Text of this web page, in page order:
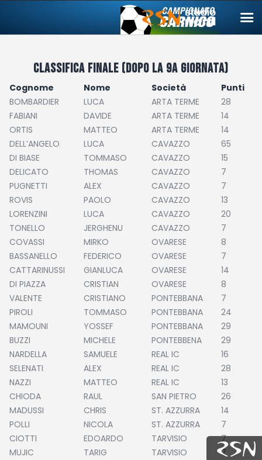
Coppa Carnia
Supercoppa
ERREA Cup
Squadre
Calendari
News
Migliori
Albo d’oro
Partita Party
Campionato carnico
Supercoppa
ERREA Cup
Squadre
Calendari
News
Migliori
CLASSIFICA FINALE (dopo la 9a giornata)
Cognome Nome Società
Punti
BOMBARDIER
LUCA ARTA TERME
28
FABIANI
DAVIDE ARTA TERME
14
ORTIS
MATTEO ARTA TERME
14
DELL’ANGELO
LUCA CAVAZZO
65
DI BIASE
TOMMASO CAVAZZO
15
DELICATO
THOMAS CAVAZZO
7
PUGNETTI
ALEX CAVAZZO
7
ROVIS
PAOLO CAVAZZO
13
LORENZINI
LUCA CAVAZZO
20
TONELLO
JERGHENU CAVAZZO
7
COVASSI
MIRKO OVARESE
8
BASSANELLO
FEDERICO OVARESE
7
CATTARINUSSI
GIANLUCA OVARESE
14
DI PIAZZA
CRISTIAN OVARESE
8
VALENTE
CRISTIANO PONTEBBANA
7
PIROLI
TOMMASO PONTEBBANA
24
MAMOUNI
YOSSEF PONTEBBANA
29
BUZZI
MICHELE PONTEBBENA
29
NARDELLA
SAMUELE REAL IC
16
SELENATI
ALEX REAL IC
28
NAZZI
MATTEO REAL IC
13
CHIODA
RAUL SAN PIETRO
26
MADUSSI
CHRIS ST. AZZURRA
14
POLLI
NICOLA ST. AZZURRA
7
CIOTTI
EDOARDO TARVISIO
7
MUJIC
TARIG TARVISIO
7